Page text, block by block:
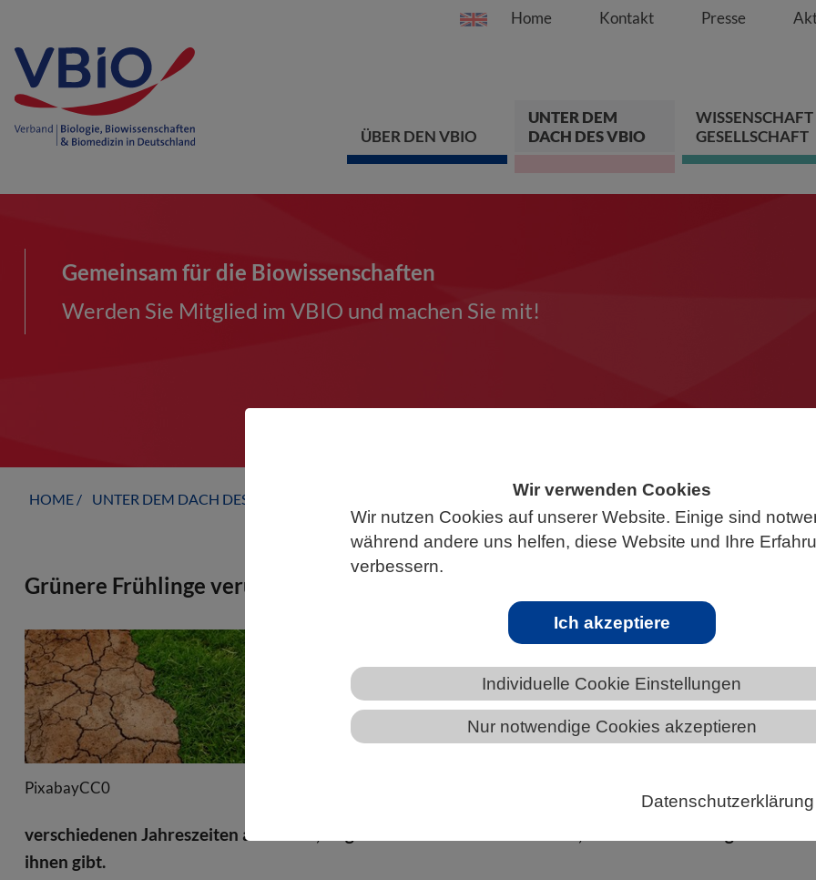
Wir verwenden Cookies
Wir nutzen Cookies auf unserer Website. Einige sind
während andere uns helfen, diese Website und Ihre
verbessern.
Ich akzeptiere
Individuelle Cookie Einstellungen
Nur notwendige Cookies akzeptieren
Datenschutzerklärung
Springe direkt zu:
Zum Hauptinhalt
Zur Hauptnavigation
Zur Footer-
Home Kontakt Presse
ÜBER DEN VBIO
UNTER DEM
DACH DES VBIO
GESELLSCHAFT
Gemeinsam für die Biowissenschaften
Werden Sie Mitglied im VBIO und machen Sie mit!
HOME UNTER DEM DACH DES VBIO THÜRINGEN NEWS AUS THÜRINGEN
Grünere Frühlinge verursachen trockenere Sommer auf der Nordhalbkugel
PixabayCC0
Satelliten zeigen, dass Pflanzen in der nördlichen Hemisphäre mit
zunehmendem Kohlendioxid (CO2) in der Atmosphäre darauf
reagieren, indem sie den Blattaustrieb vorantreiben und die
Pflanzenproduktivität im Frühjahr verbessern. Gleichzeitige
und länger anhalten. Obwohl diese beiden Phänomene zu
verschiedenen Jahreszeiten auftreten, zeigen die neuesten Erkenntnisse, dass es Verbindungen
ihnen gibt.